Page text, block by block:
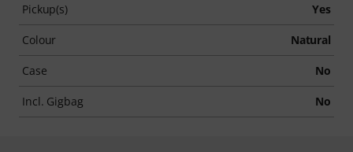
Pickup(s) Yes
Colour Natural
Case No
Incl. Gigbag No